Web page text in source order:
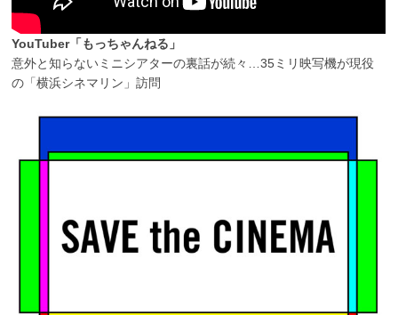
YouTuber「もっちゃんねる」
意外と知らないミニシアターの裏話が続々…35ミリ映写機が現役
の「横浜シネマリン」訪問